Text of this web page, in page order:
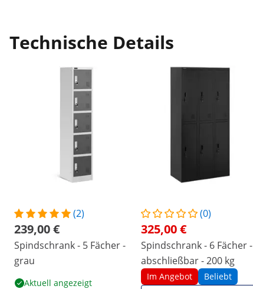
Technische Details
(2)
239,00 €
Spindschrank - 5 Fächer -
grau
Aktuell angezeigt
(0)
325,00 €
Spindschrank - 6 Fächer -
abschließbar - 200 kg
Im Angebot Beliebt